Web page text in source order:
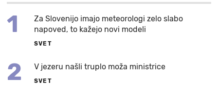
1
Za Slovenijo imajo meteorologi zelo slabo
napoved, to kažejo novi modeli
SVET
2 V jezeru našli truplo moža ministrice
SVET